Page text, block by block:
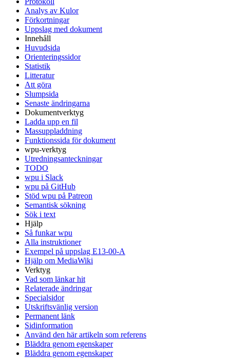
Analys av Kulor
Förkortningar
Uppslag med dokument
Innehåll
Huvudsida
Orienteringssidor
Statistik
Litteratur
Att göra
Slumpsida
Senaste ändringarna
Dokumentverktyg
Ladda upp en fil
Massuppladdning
Funktionssida för dokument
wpu-verktyg
Utredningsanteckningar
TODO
wpu i Slack
wpu på GitHub
Stöd wpu på Patreon
Semantisk sökning
Sök i text
Hjälp
Så funkar wpu
Alla instruktioner
Exempel på uppslag E13-00-A
Hjälp om MediaWiki
Verktyg
Vad som länkar hit
Relaterade ändringar
Specialsidor
Utskriftsvänlig version
Permanent länk
Sidinformation
Använd den här artikeln som referens
Bläddra genom egenskaper
Bläddra genom egenskaper